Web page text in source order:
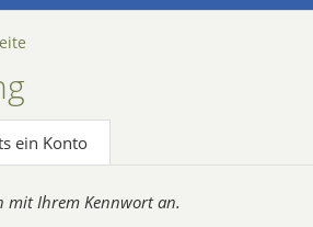
ein Konto
mit Ihrem Kennwort an.